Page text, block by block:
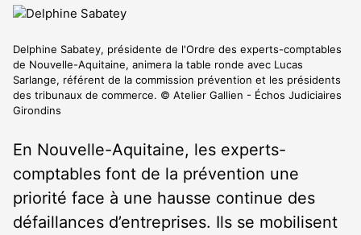
Delphine Sabatey, présidente de l'Ordre des experts-comptables
de Nouvelle-Aquitaine, animera la table ronde avec Lucas
Sarlange, référent de la commission prévention et les présidents
des tribunaux de commerce. © Atelier Gallien - Échos Judiciaires
Girondins
En Nouvelle-Aquitaine, les experts-
comptables font de la prévention une
priorité face à une hausse continue des
défaillances d’entreprises. Ils se mobilisent